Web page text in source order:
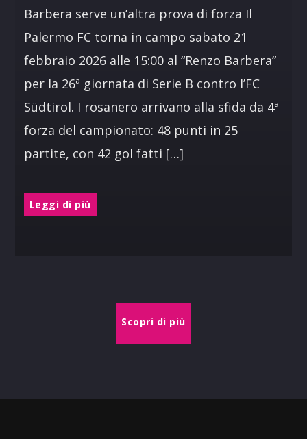
Barbera serve un’altra prova di forza Il
Palermo FC torna in campo sabato 21
febbraio 2026 alle 15:00 al “Renzo Barbera”
per la 26ª giornata di Serie B contro l’FC
Südtirol. I rosanero arrivano alla sfida da 4ª
forza del campionato: 48 punti in 25
partite, con 42 gol fatti […]
Leggi di più
Scopri di più